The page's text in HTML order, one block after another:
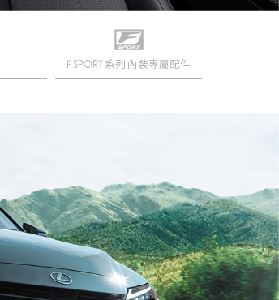
F SPORT 系列 內裝專屬配件